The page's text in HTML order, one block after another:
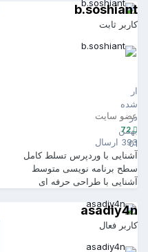
ارسال
شده
در
بهمن
01
b.soshiant
کاربر ثابت
عضو سایت
72
393 ارسال
آشنایی با وردپرس تسلط کامل
سطح برنامه نویسی متوسط
آشنایی با طراحی حرفه ای
asadiy4n
کاربر فعال